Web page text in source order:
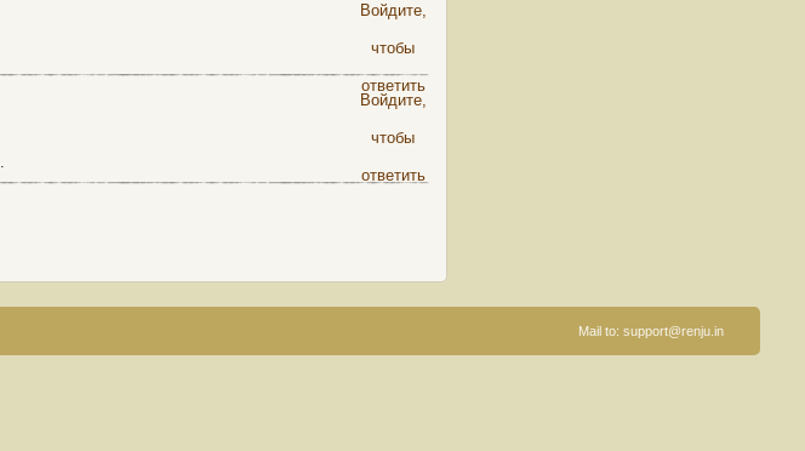
Войдите,
чтобы
ответить
Войдите,
чтобы
ответить
Mail to: support@renju.in